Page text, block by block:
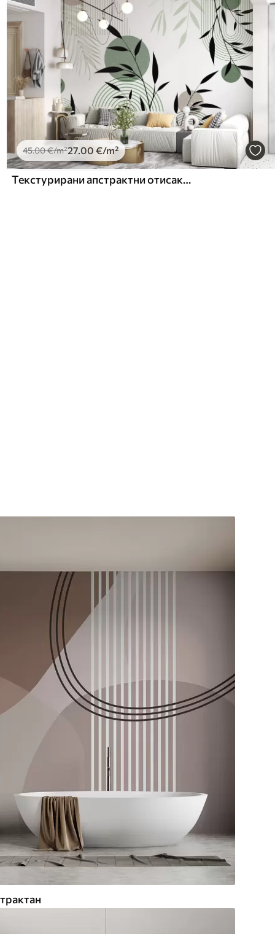
45.00€/m²27.00 €/m²
Текстурирани апстрактни отисак са геометријским облицима, круговима и луковима и црно-зеленим биљкама на белој позадини